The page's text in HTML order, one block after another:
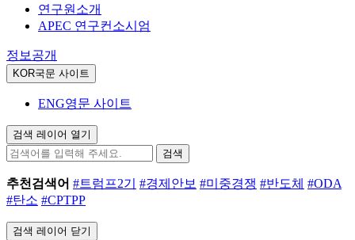
연구원소개
APEC 연구컨소시엄
정보공개
KOR국문 사이트
ENG영문 사이트
검색 레이어 열기
검색
추천검색어 #트럼프2기 #경제안보 #미중경쟁 #반도체 #ODA
#탄소 #CPTPP
검색 레이어 닫기